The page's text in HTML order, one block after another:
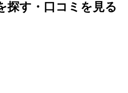
探す・口コミを見る